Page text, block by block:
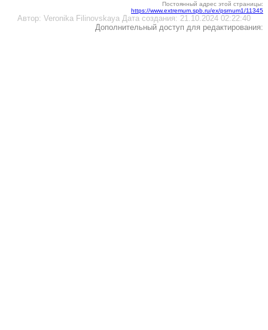
Постоянный адрес этой страницы:
https://www.extremum.spb.ru/ex/psrnum1/11345
Автор: Veronika Filinovskaya Дата создания: 21.10.2024 02:22:40
Дополнительный доступ для редактирования: